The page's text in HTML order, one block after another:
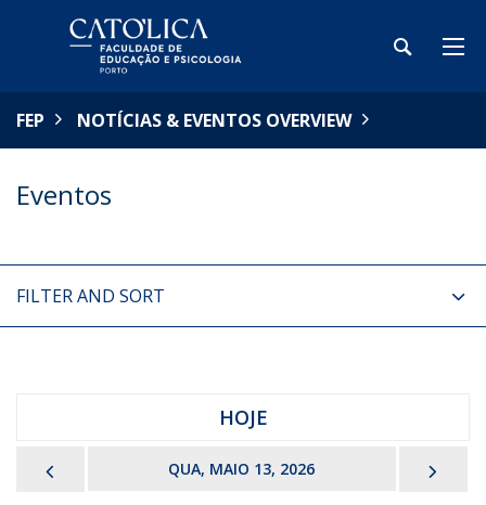
FEP NOTÍCIAS & EVENTOS OVERVIEW
Eventos
FILTER AND SORT
HOJE
QUA, MAIO 13, 2026